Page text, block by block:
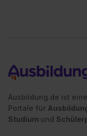
Ausbildung.de ist
Portale für
Studium und